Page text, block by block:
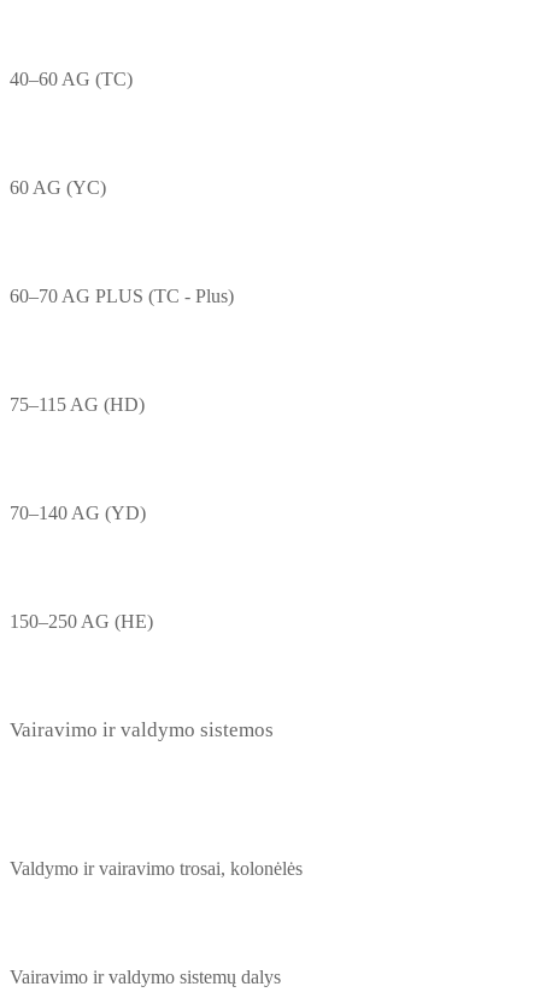
40–60 AG (TC)
60 AG (YC)
60–70 AG PLUS (TC - Plus)
75–115 AG (HD)
70–140 AG (YD)
150–250 AG (HE)
Vairavimo ir valdymo sistemos
Valdymo ir vairavimo trosai, kolonėlės
Vairavimo ir valdymo sistemų dalys